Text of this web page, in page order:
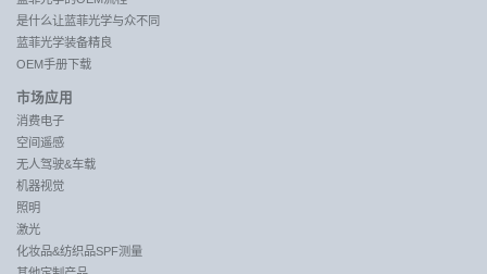
是什么让蓝菲光学与众不同
蓝菲光学装备精良
OEM手册下载
市场应用
消费电子
空间遥感
无人驾驶&车载
机器视觉
照明
激光
化妆品&纺织品SPF测量